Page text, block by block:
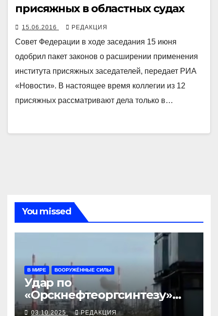
присяжных в областных судах
15.06.2016 РЕДАКЦИЯ
Совет Федерации в ходе заседания 15 июня
одобрил пакет законов о расширении применения
института присяжных заседателей, передает РИА
«Новости». В настоящее время коллегии из 12
присяжных рассматривают дела только в…
You missed
В МИРЕ ВООРУЖЁННЫЕ СИЛЫ
Удар по
«Орскнефтеоргсинтезу»
заставил включить «Ковёр»
03.10.2025 РЕДАКЦИЯ